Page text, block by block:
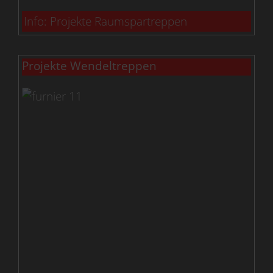
Info: Projekte Raumspartreppen
Projekte Wendeltreppen